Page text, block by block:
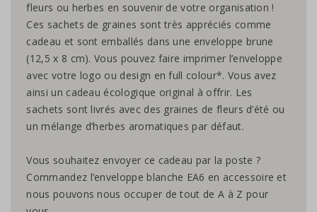
fleurs ou herbes en souvenir de votre organisation !
Ces sachets de graines sont très appréciés comme
cadeau et sont emballés dans une enveloppe brune
(12,5 x 8 cm). Vous pouvez faire imprimer l’enveloppe
avec votre logo ou design en full colour*. Vous avez
ainsi un cadeau écologique original à offrir. Les
sachets sont livrés avec des graines de fleurs d’été ou
un mélange d’herbes aromatiques par défaut.
Vous souhaitez envoyer ce cadeau par la poste ?
Commandez l’enveloppe blanche EA6 en accessoire et
nous pouvons nous occuper de tout de A à Z pour